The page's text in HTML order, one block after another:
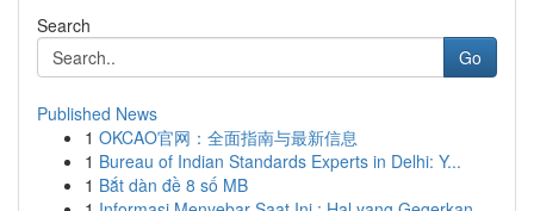
Search
Go
Published News
1 OKCAO官网：全面指南与最新信息
1 Bureau of Indian Standards Experts in Delhi: Y...
1 Bắt dàn đề 8 số MB